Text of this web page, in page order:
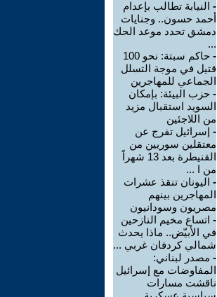
- النيابة تطالب بإعدام
أحمد حسون.. وجنايات
دمشق تحدد موعد الحك
...
-
حاكم سبتة: نحو 100
قتيل في موجة التسلل
الجماعي للمهاجرين
- حزب البيئة: بإمكان
السويد استقبال مزيد
من اللاجئين
- إسرائيل تفرج عن
معتقلين سوريين من
القنيطرة بعد 13 شهراً
من ا ...
- اليونان تنقذ عشرات
المهاجرين بينهم
مصريون وسودانيون
- اتساع مخيم النازحين
في الأبيّض.. ماذا يحدث
شمالي كردفان غربي ...
- مصدر لبناني:
المفاوضات مع إسرائيل
ناقشت مسارات